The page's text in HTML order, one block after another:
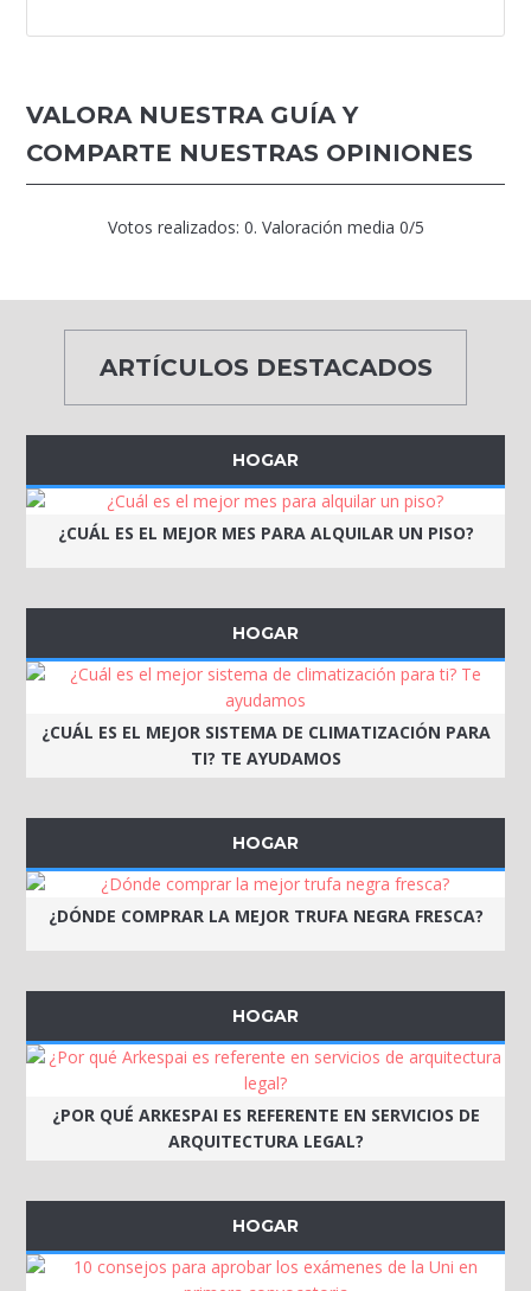
VALORA NUESTRA GUÍA Y
COMPARTE NUESTRAS OPINIONES
Votos realizados: 0. Valoración media 0/5
ARTÍCULOS DESTACADOS
HOGAR
¿CUÁL ES EL MEJOR MES PARA ALQUILAR UN PISO?
HOGAR
¿CUÁL ES EL MEJOR SISTEMA DE CLIMATIZACIÓN PARA
TI? TE AYUDAMOS
HOGAR
¿DÓNDE COMPRAR LA MEJOR TRUFA NEGRA FRESCA?
HOGAR
¿POR QUÉ ARKESPAI ES REFERENTE EN SERVICIOS DE
ARQUITECTURA LEGAL?
HOGAR